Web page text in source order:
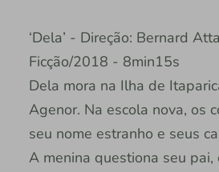
‘Dela’ - Direção: Bernard
Ficção/2018 - 8min15s
Dela mora na Ilha de
Agenor. Na escola nova, os
seu nome estranho e seus
A menina questiona seu pai,